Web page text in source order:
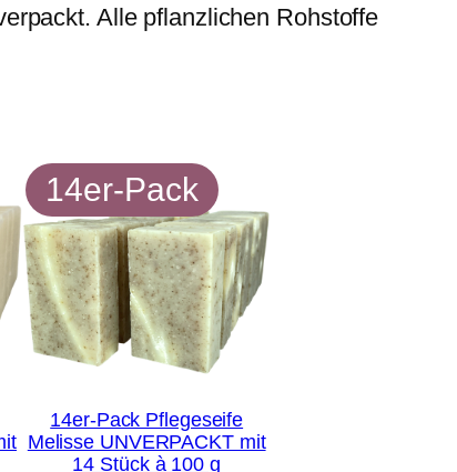
Alle pflanzlichen Rohstoffe
14er-Pack
14er-Pack Pflegeseife
Melisse UNVERPACKT mit
14 Stück à 100 g